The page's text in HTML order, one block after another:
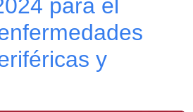
para el
y